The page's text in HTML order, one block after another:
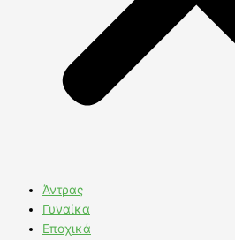
Άντρας
Γυναίκα
Εποχικά